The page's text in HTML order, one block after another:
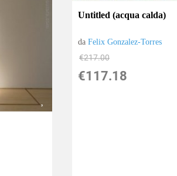
Untitled (acqua calda)
daFelix Gonzalez-Torres
€217.00
€117.18